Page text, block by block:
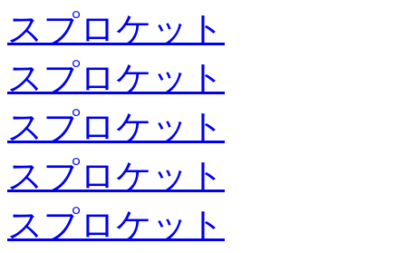
スプロケット
スプロケット
スプロケット
スプロケット
スプロケット